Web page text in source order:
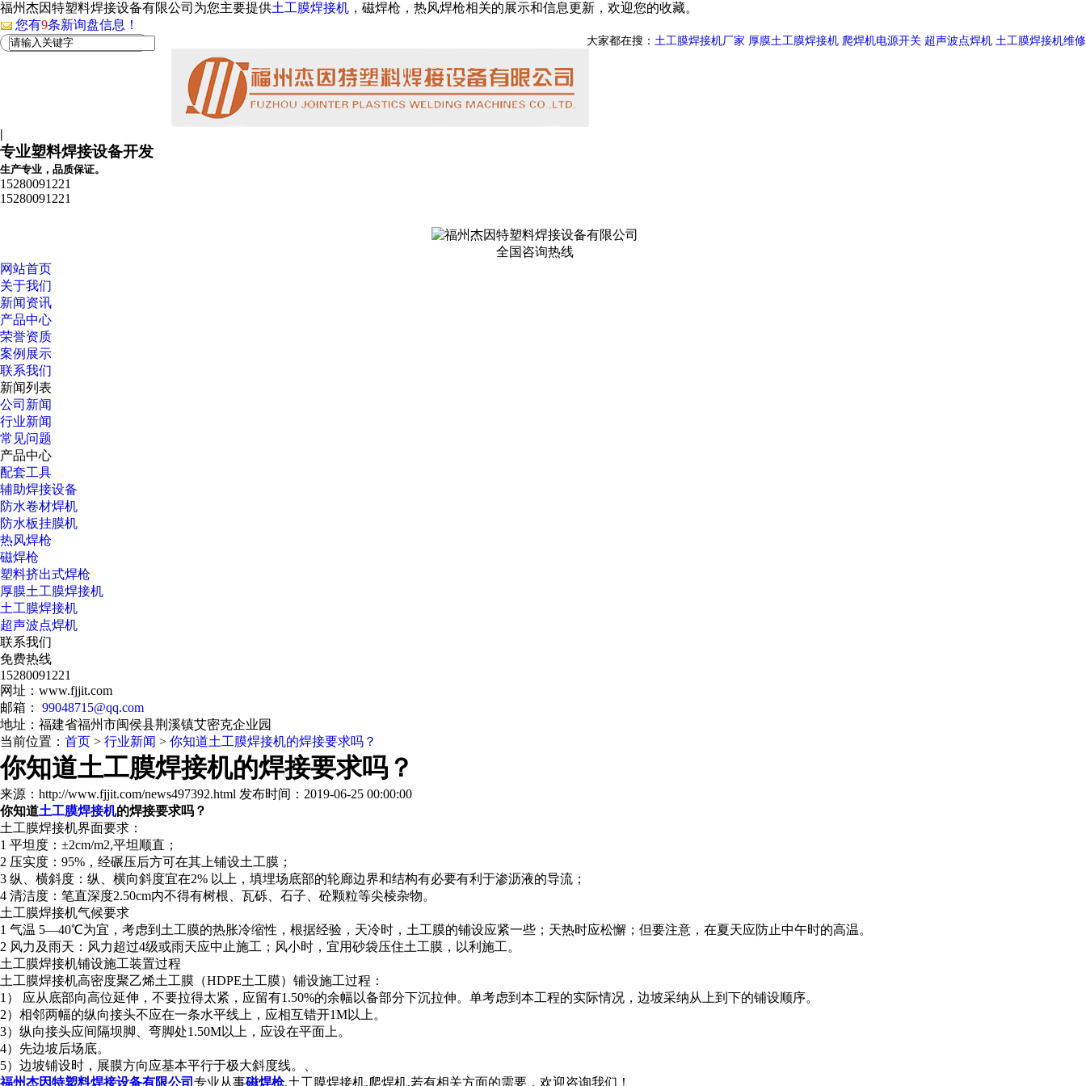
福州杰因特塑料焊接设备有限公司为您主要提供土工膜焊接机 ，磁焊枪，热风焊枪相关的展示和信息更新，欢迎您的收藏。
您有9条新询盘信息！
大家都在搜： 土工膜焊接机厂家 厚膜土工膜焊接机 爬焊机电源开关 超声波点焊机 土工膜焊接机维修
|
专业塑料焊接设备开发
生产专业，品质保证。
15280091221
15280091221
全国咨询热线
网站首页
关于我们
新闻资讯
产品中心
荣誉资质
案例展示
联系我们
新闻列表
公司新闻
行业新闻
常见问题
产品中心
配套工具
辅助焊接设备
防水卷材焊机
防水板挂膜机
热风焊枪
磁焊枪
塑料挤出式焊枪
厚膜土工膜焊接机
土工膜焊接机
超声波点焊机
联系我们
免费热线
15280091221
网址：www.fjjit.com
邮箱： 99048715@qq.com
地址：福建省福州市闽侯县荆溪镇艾密克企业园
当前位置： 首页 > 行业新闻 > 你知道土工膜焊接机的焊接要求吗？
你知道土工膜焊接机的焊接要求吗？
来源：http://www.fjjit.com/news497392.html 发布时间：2019-06-25 00:00:00
你知道土工膜焊接机的焊接要求吗？
土工膜焊接机界面要求：
1 平坦度：±2cm/m2,平坦顺直；
2 压实度：95%，经碾压后方可在其上铺设土工膜；
3 纵、横斜度：纵、横向斜度宜在2% 以上，填埋场底部的轮廊边界和结构有必要有利于渗沥液的导流；
4 清洁度：笔直深度2.50cm内不得有树根、瓦砾、石子、砼颗粒等尖棱杂物。
土工膜焊接机气候要求
1 气温 5—40℃为宜，考虑到土工膜的热胀冷缩性，根据经验，天冷时，土工膜的铺设应紧一些；天热时应松懈；但要注意，在夏天应防止中午时的高温。
2 风力及雨天：风力超过4级或雨天应中止施工；风小时，宜用砂袋压住土工膜，以利施工。
土工膜焊接机铺设施工装置过程
土工膜焊接机高密度聚乙烯土工膜（HDPE土工膜）铺设施工过程：
1） 应从底部向高位延伸，不要拉得太紧，应留有1.50%的余幅以备部分下沉拉伸。单考虑到本工程的实际情况，边坡采纳从上到下的铺设顺序。
2）相邻两幅的纵向接头不应在一条水平线上，应相互错开1M以上。
3）纵向接头应间隔坝脚、弯脚处1.50M以上，应设在平面上。
4）先边坡后场底。
5）边坡铺设时，展膜方向应基本平行于极大斜度线。、
福州杰因特塑料焊接设备有限公司 专业从事磁焊枪,土工膜焊接机,爬焊机,若有相关方面的需要，欢迎咨询我们！